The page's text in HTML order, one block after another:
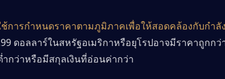
ช้การกำหนดราคาตามภูมิภาคเพื่อให้สอดคล้องกับกำ
ดอลลาร์ในสหรัฐอเมริกาหรือยุโรปอาจมีราคาถูกกว่
ำกว่าหรือมีสกุลเงินที่อ่อนค่ากว่า